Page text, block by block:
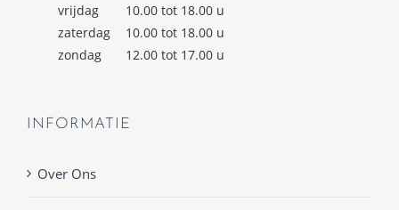
vrijdag
10.00 tot 18.00 u
zaterdag
10.00 tot 18.00 u
zondag
12.00 tot 17.00 u
INFORMATIE
Over Ons